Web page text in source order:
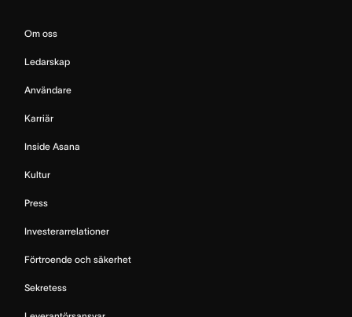
Om oss
Ledarskap
Användare
Karriär
Inside Asana
Kultur
Press
Investerarrelationer
Förtroende och säkerhet
Sekretess